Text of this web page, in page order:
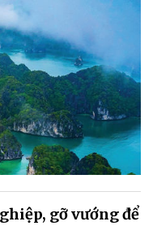
gỡ vướng để